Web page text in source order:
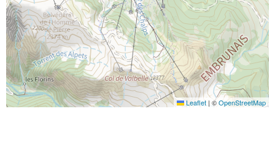
Leaflet | ©OpenStreetMap